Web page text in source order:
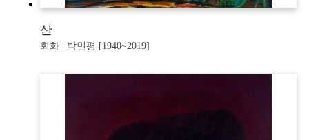
산
회화 | 박민평 [1940~2019]